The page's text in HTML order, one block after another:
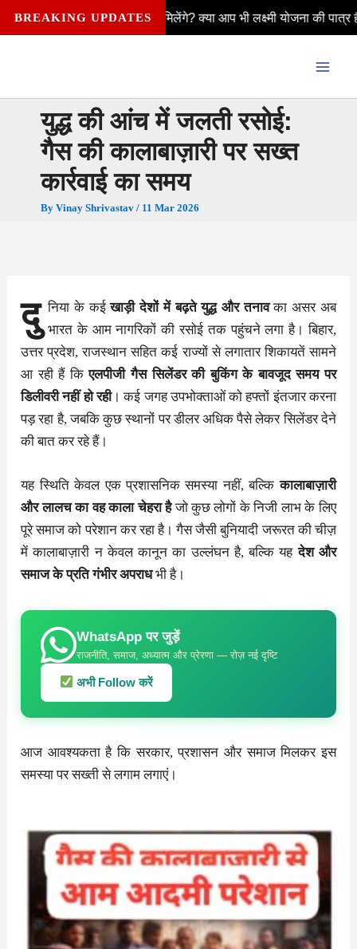
Skip
to
BREAKING UPDATES
मिलेंगे? क्या आप भी लक्ष्मी योजना की पात्र हैं—विवाहित, अविवाहित,
युद्ध की आंच में जलती रसोई:
गैस की कालाबाज़ारी पर सख्त
कार्रवाई का समय
By Vinay Shrivastav / 11 Mar 2026
दु निया के कईखाड़ी देशों में बढ़ते युद्ध और तनावका असर अब
भारत के आम नागरिकों की रसोई तक पहुंचने लगा है। बिहार,
उत्तर प्रदेश, राजस्थान सहित कई राज्यों से लगातार शिकायतें सामने
आ रही हैं किएलपीजी गैस सिलेंडर की बुकिंग के बावजूद समय पर
डिलीवरी नहीं हो रही। कई जगह उपभोक्ताओं को हफ्तों इंतजार करना
पड़ रहा है, जबकि कुछ स्थानों पर डीलर अधिक पैसे लेकर सिलेंडर देने
की बात कर रहे हैं।
यह स्थिति केवल एक प्रशासनिक समस्या नहीं, बल्किकालाबाज़ारी
और लालच का वह काला चेहरा हैजो कुछ लोगों के निजी लाभ के लिए
पूरे समाज को परेशान कर रहा है। गैस जैसी बुनियादी जरूरत की चीज़
में कालाबाज़ारी न केवल कानून का उल्लंघन है, बल्कि यहदेश और
समाज के प्रति गंभीर अपराधभी है।
WhatsApp पर जुड़ें
राजनीति, समाज, अध्यात्म और प्रेरणा — रोज़ नई दृष्टि
अभी Follow करें
आज आवश्यकता है कि सरकार, प्रशासन और समाज मिलकर इस
समस्या पर सख्ती से लगाम लगाएं।